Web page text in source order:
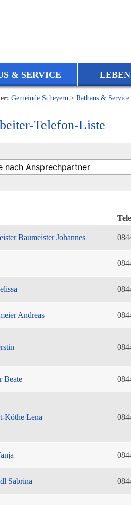
& SERVICE
Gemeinde Scheyern > Rathaus & Service
Telefon-Liste
Baumeister Johannes
Andreas
Beate
Köthe Lena
Sabrina